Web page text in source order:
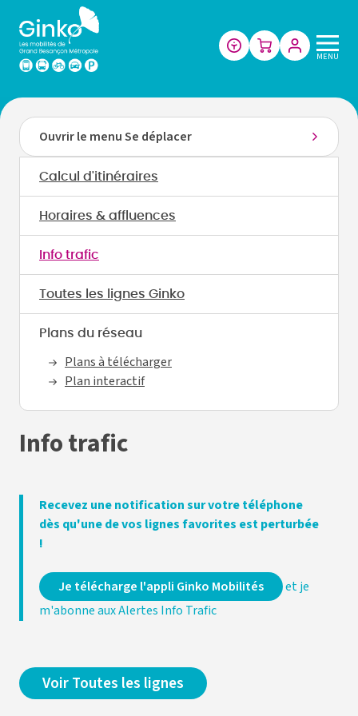
Les
mobilités
Besançon
Métropole
MENU
Ouvrir le menu Se déplacer
Calcul d'itinéraires
Horaires & affluences
Info trafic
Toutes les lignes Ginko
Plans du réseau
Plans à télécharger
Plan interactif
Info trafic
Recevez une notification sur votre téléphone
dès qu'une de vos lignes favorites est perturbée
!
Je télécharge l'appli Ginko Mobilités
et je
m'abonne aux Alertes Info Trafic
Voir Toutes les lignes